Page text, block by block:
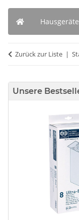
Hausgeräte
Zurück zur Liste
Unsere